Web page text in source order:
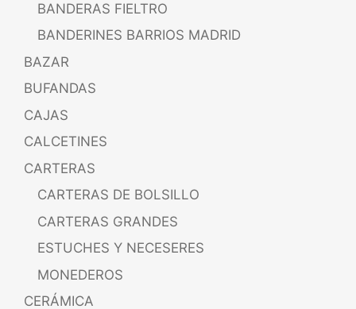
BANDERAS FIELTRO
BANDERINES BARRIOS MADRID
BAZAR
BUFANDAS
CAJAS
CALCETINES
CARTERAS
CARTERAS DE BOLSILLO
CARTERAS GRANDES
ESTUCHES Y NECESERES
MONEDEROS
CERÁMICA